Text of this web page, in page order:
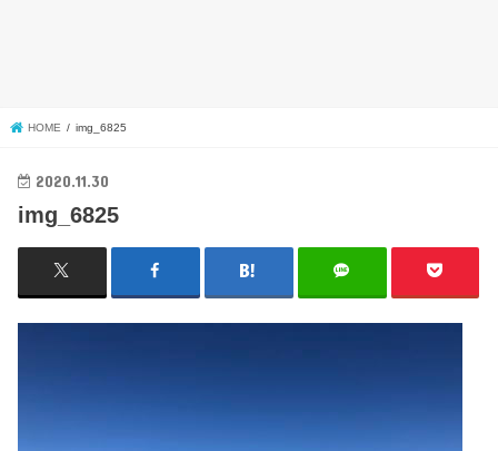
HOME img_6825
2020.11.30
img_6825